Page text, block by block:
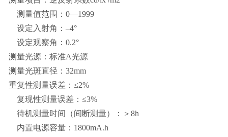
测量值范围：0—1999
设定入射角：–4°
设定观察角：0.2°
测量光源：标准A光源
测量光斑直径：32mm
重复性测量误差：≤2%
复现性测量误差：≤3%
待机测量时间（间断测量）：＞8h
内置电源容量：1800mA.h